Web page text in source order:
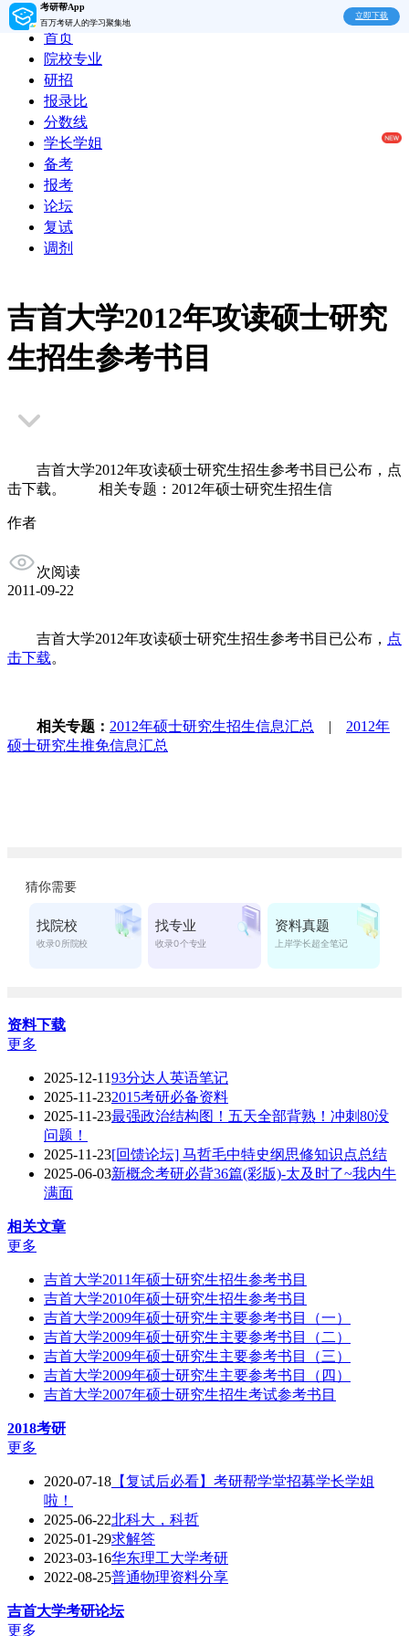
考研帮App
百万考研人的学习聚集地
立即下载
首页
院校专业
研招
报录比
分数线
学长学姐
备考
报考
论坛
复试
调剂
吉首大学2012年攻读硕士研究
生招生参考书目
吉首大学2012年攻读硕士研究生招生参考书目已公布，点
击下载。 相关专题：2012年硕士研究生招生信
作者
次阅读
2011-09-22
吉首大学2012年攻读硕士研究生招生参考书目已公布， 点
击下载。
相关专题： 2012年硕士研究生招生信息汇总 | 2012年
硕士研究生推免信息汇总
资料下载
更多
2025-12-1193分达人英语笔记
2025-11-232015考研必备资料
2025-11-23最强政治结构图！五天全部背熟！冲刺80没
问题！
2025-11-23[回馈论坛] 马哲毛中特史纲思修知识点总结
2025-06-03新概念考研必背36篇(彩版)-太及时了~我内牛
满面
相关文章
更多
吉首大学2011年硕士研究生招生参考书目
吉首大学2010年硕士研究生招生参考书目
吉首大学2009年硕士研究生主要参考书目（一）
吉首大学2009年硕士研究生主要参考书目（二）
吉首大学2009年硕士研究生主要参考书目（三）
吉首大学2009年硕士研究生主要参考书目（四）
吉首大学2007年硕士研究生招生考试参考书目
2018考研
更多
2020-07-18 【复试后必看】考研帮学堂招募学长学姐
啦！
2025-06-22北科大，科哲
2025-01-29求解答
2023-03-16华东理工大学考研
2022-08-25普通物理资料分享
吉首大学考研论坛
更多